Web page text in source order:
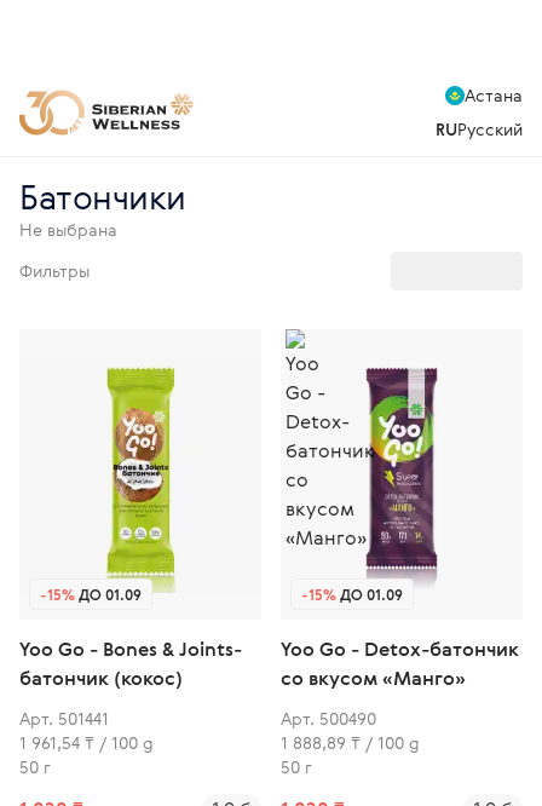
Астана
RUРусский
Батончики
Не выбрана
Фильтры
-15%ДО 01.09
Yoo Gо - Bones & Joints-
батончик (кокос)
Арт. 501441
1 961,54 ₸ / 100 g
50 г
-15%ДО 01.09
Yoo Gо - Detox-батончик
со вкусом «Манго»
Арт. 500490
1 888,89 ₸ / 100 g
50 г